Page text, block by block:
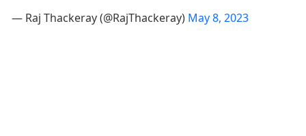
— Raj Thackeray (@RajThackeray) May 8, 2023